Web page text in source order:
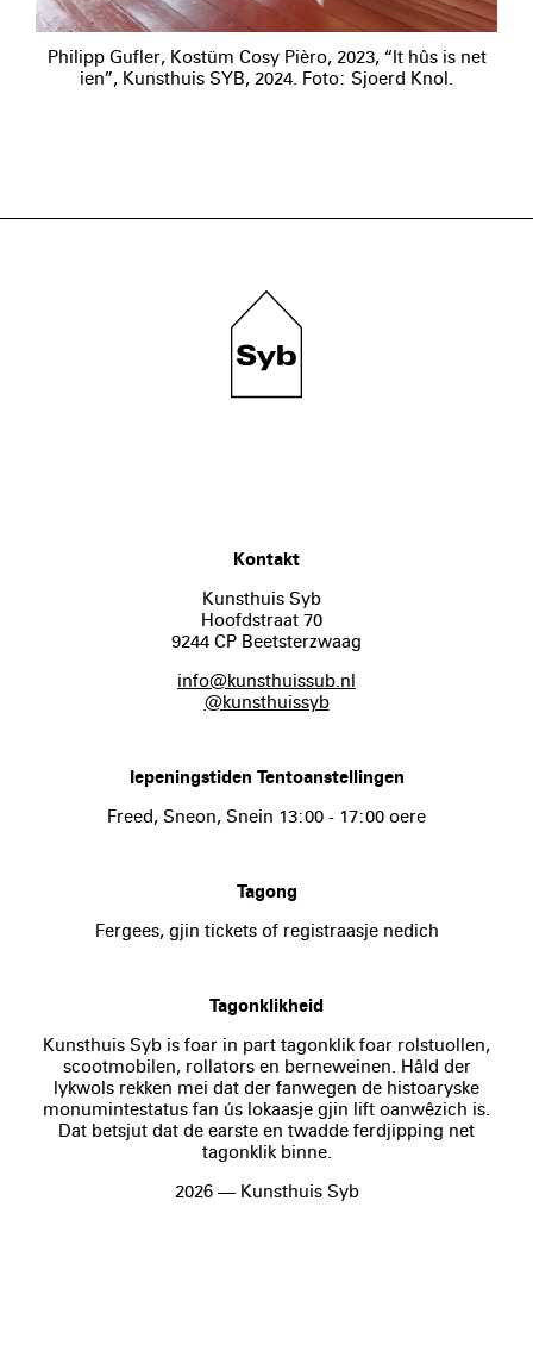
Philipp Gufler, Kostüm Cosy Pièro, 2023, “It hûs is net
ien”, Kunsthuis SYB, 2024. Foto: Sjoerd Knol.
Kontakt
Kunsthuis Syb
Hoofdstraat 70
9244 CP Beetsterzwaag
info@kunsthuissub.nl
@kunsthuissyb
Iepeningstiden Tentoanstellingen
Freed, Sneon, Snein 13:00 - 17:00 oere
Tagong
Fergees, gjin tickets of registraasje nedich
Tagonklikheid
Kunsthuis Syb is foar in part tagonklik foar rolstuollen,
scootmobilen, rollators en berneweinen. Hâld der
lykwols rekken mei dat der fanwegen de histoaryske
monumintestatus fan ús lokaasje gjin lift oanwêzich is.
Dat betsjut dat de earste en twadde ferdjipping net
tagonklik binne.
2026 — Kunsthuis Syb